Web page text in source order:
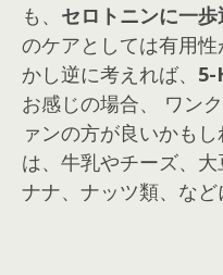
も、 セロトニンに一歩
のケアとしては有用性
かし逆に考えれば、 5-
お感じの場合、 ワン
ァンの方が良いかもし
は、牛乳やチーズ、
ナナ、ナッツ類、など